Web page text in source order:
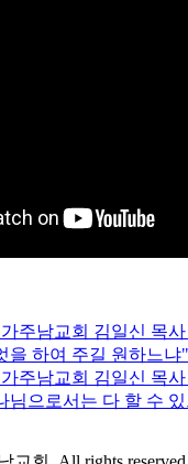
주남교회 김일신 목
을 하여 주길 원하느냐
주남교회 김일신 목
님으로서는 다 할 수